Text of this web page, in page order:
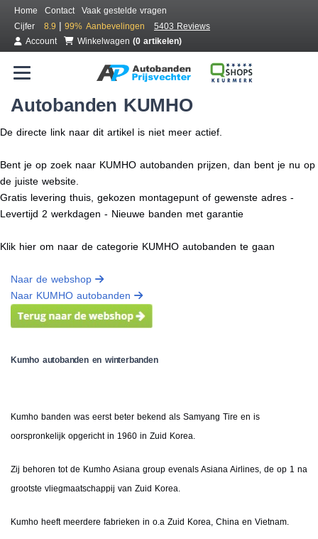
Home Contact
Vaak gestelde vragen
Cijfer
8.9 | 99% Aanbevelingen
5403 Reviews
Account
Winkelwagen (0 artikelen)
Autobanden KUMHO
De directe link naar dit artikel is niet meer actief.
Bent je op zoek naar KUMHO autobanden prijzen, dan bent je nu op
de juiste website.
Gratis levering thuis, gekozen montagepunt of gewenste adres -
Levertijd 2 werkdagen - Nieuwe banden met garantie
Klik hier om naar de categorie KUMHO autobanden te gaan
Naar de webshop
Naar KUMHO autobanden
Kumho autobanden en winterbanden
Kumho banden was eerst beter bekend als Samyang Tire en is
oorspronkelijk opgericht in 1960 in Zuid Korea.
Zij behoren tot de Kumho Asiana group evenals Asiana Airlines, de op 1 na
grootste vliegmaatschappij van Zuid Korea.
Kumho heeft meerdere fabrieken in o.a Zuid Korea, China en Vietnam.